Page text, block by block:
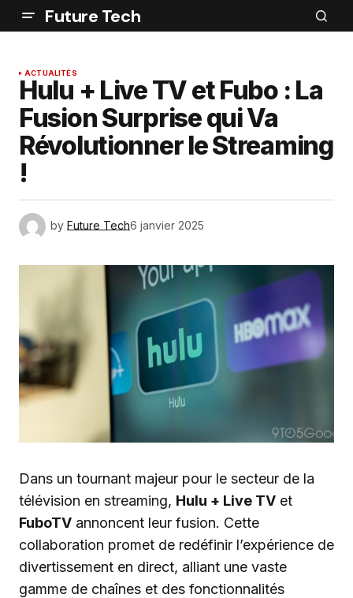
Future Tech
ACTUALITÉS
Hulu + Live TV et Fubo : La
Fusion Surprise qui Va
Révolutionner le Streaming
!
by Future Tech6 janvier 2025
Dans un tournant majeur pour le secteur de la
télévision en streaming, Hulu + Live TV et
FuboTV annoncent leur fusion. Cette
collaboration promet de redéfinir l’expérience de
divertissement en direct, alliant une vaste
gamme de chaînes et des fonctionnalités